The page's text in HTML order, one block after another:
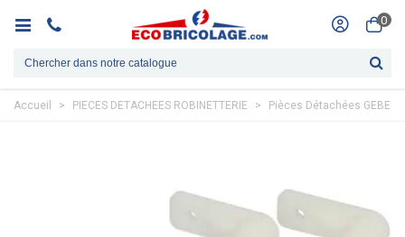
0
Accueil > PIECES DETACHEES ROBINETTERIE > Pièces Détachées